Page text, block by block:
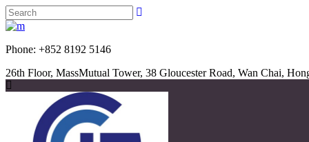
Phone: +852 8192
26th Floor, MassMutual Tower, 38 Gloucester Road, Wan Chai,